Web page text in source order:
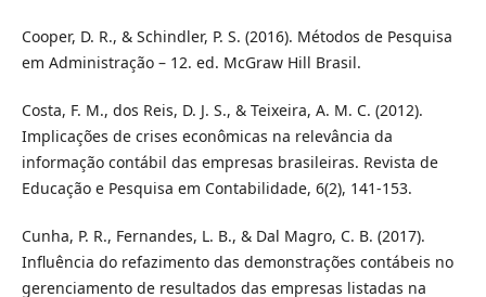
Cooper, D. R., & Schindler, P. S. (2016). Métodos de Pesquisa
em Administração – 12. ed. McGraw Hill Brasil.
Costa, F. M., dos Reis, D. J. S., & Teixeira, A. M. C. (2012).
Implicações de crises econômicas na relevância da
informação contábil das empresas brasileiras. Revista de
Educação e Pesquisa em Contabilidade, 6(2), 141-153.
Cunha, P. R., Fernandes, L. B., & Dal Magro, C. B. (2017).
Influência do refazimento das demonstrações contábeis no
gerenciamento de resultados das empresas listadas na